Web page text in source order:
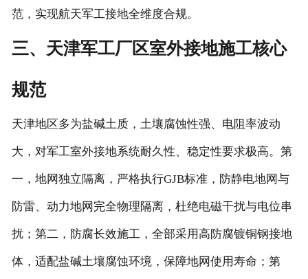
范，实现航天军工接地全维度合规。
三、天津军工厂区室外接地施工核心
规范
天津地区多为盐碱土质，土壤腐蚀性强、电阻率波动
大，对军工室外接地系统耐久性、稳定性要求极高。第
一，地网独立隔离，严格执行GJB标准，防静电地网与
防雷、动力地网完全物理隔离，杜绝电磁干扰与电位串
扰；第二，防腐长效施工，全部采用高防腐镀铜钢接地
体，适配盐碱土壤腐蚀环境，保障地网使用寿命；第